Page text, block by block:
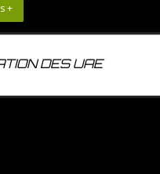
+
DES UAE